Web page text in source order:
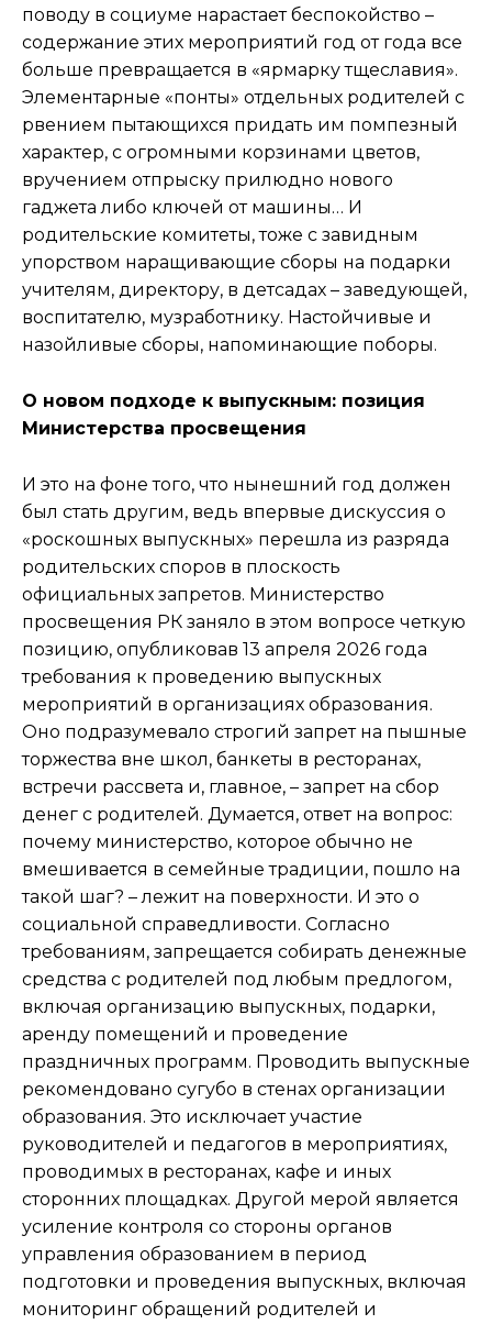
поводу в социуме нарастает беспокойство –
содержание этих мероприятий год от года все
больше превращается в «ярмарку тщеславия».
Элементарные «понты» отдельных родителей с
рвением пытающихся придать им помпезный
характер, с огромными корзинами цветов,
вручением отпрыску прилюдно нового
гаджета либо ключей от машины… И
родительские комитеты, тоже с завидным
упорством наращивающие сборы на подарки
учителям, директору, в детсадах – заведующей,
воспитателю, музработнику. Настойчивые и
назойливые сборы, напоминающие поборы.
О новом подходе к выпускным: позиция
Министерства просвещения
И это на фоне того, что нынешний год должен
был стать другим, ведь впервые дискуссия о
«роскошных выпускных» перешла из разряда
родительских споров в плоскость
официальных запретов. Министерство
просвещения РК заняло в этом вопросе четкую
позицию, опубликовав 13 апреля 2026 года
требования к проведению выпускных
мероприятий в организациях образования.
Оно подразумевало строгий запрет на пышные
торжества вне школ, банкеты в ресторанах,
встречи рассвета и, главное, – запрет на сбор
денег с родителей. Думается, ответ на вопрос:
почему министерство, которое обычно не
вмешивается в семейные традиции, пошло на
такой шаг? – лежит на поверхности. И это о
социальной справедливости. Согласно
требованиям, запрещается собирать денежные
средства с родителей под любым предлогом,
включая организацию выпускных, подарки,
аренду помещений и проведение
праздничных программ. Проводить выпускные
рекомендовано сугубо в стенах организации
образования. Это исключает участие
руководителей и педагогов в мероприятиях,
проводимых в ресторанах, кафе и иных
сторонних площадках. Другой мерой является
усиление контроля со стороны органов
управления образованием в период
подготовки и проведения выпускных, включая
мониторинг обращений родителей и